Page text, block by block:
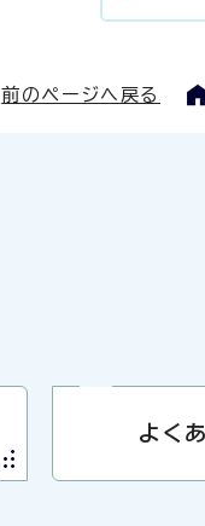
前のページへ戻る
よく